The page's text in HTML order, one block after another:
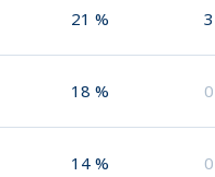
21 % 3
18 % 0
14 % 0